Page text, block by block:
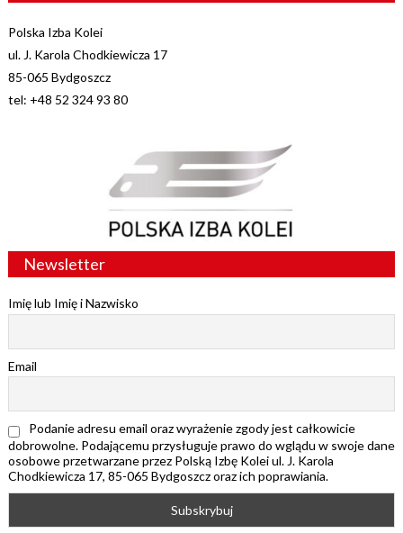
Polska Izba Kolei
ul. J. Karola Chodkiewicza 17
85-065 Bydgoszcz
tel: +48 52 324 93 80
Newsletter
Imię lub Imię i Nazwisko
Email
Podanie adresu email oraz wyrażenie zgody jest całkowicie
dobrowolne. Podającemu przysługuje prawo do wglądu w swoje dane
osobowe przetwarzane przez Polską Izbę Kolei ul. J. Karola
Chodkiewicza 17, 85-065 Bydgoszcz oraz ich poprawiania.